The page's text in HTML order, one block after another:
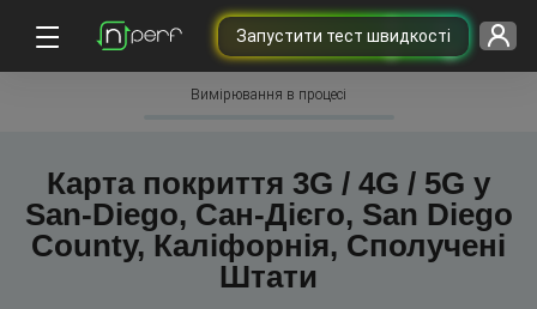
Запустити тест швидкості
Вимірювання в процесі
Карта покриття 3G / 4G / 5G у
San-Diego, Сан-Дієго, San Diego
County, Каліфорнія, Сполучені
Штати